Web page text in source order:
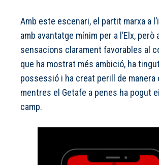
Amb este escenari, el partit marxa a
amb avantatge mínim per a l’Elx, però
sensacions clarament favorables al
que ha mostrat més ambició, ha
possessió i ha creat perill de manera
mentres el Getafe a penes ha pogut
camp.